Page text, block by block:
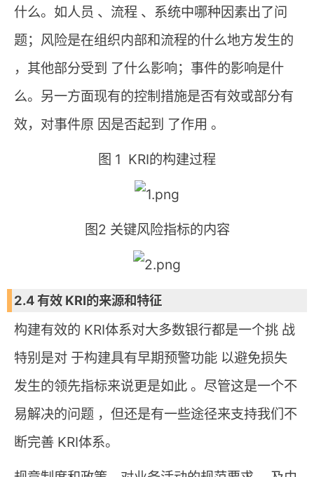
什么。如人员 、流程 、系统中哪种因素出了问
题；风险是在组织内部和流程的什么地方发生的
，其他部分受到 了什么影响；事件的影响是什
么。另一方面现有的控制措施是否有效或部分有
效，对事件原 因是否起到 了作用 。
图 1 KRI的构建过程
图2 关键风险指标的内容
2.4 有效 KRI的来源和特征
构建有效的 KRI体系对大多数银行都是一个挑 战
特别是对 于构建具有早期预警功能 以避免损失
发生的领先指标来说更是如此 。尽管这是一个不
易解决的问题 ，但还是有一些途径来支持我们不
断完善 KRI体系。